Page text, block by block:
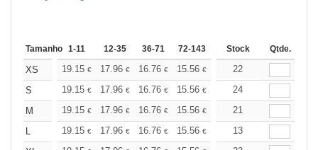
Tamanho 1-11 12-35 36-71 72-143 144-287 288 +
Stock Qtde.
XS 19.15 € 17.96 € 16.76 € 15.56 € 14.36€
22
S
19.15 € 17.96 € 16.76 € 15.56 € 14.36€
24
M
19.15 € 17.96 € 16.76 € 15.56 € 14.36€
21
L
19.15 € 17.96 € 16.76 € 15.56 € 14.36€
13